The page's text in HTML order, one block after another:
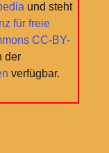
und steht
für freie
CC-BY-
der
verfügbar.